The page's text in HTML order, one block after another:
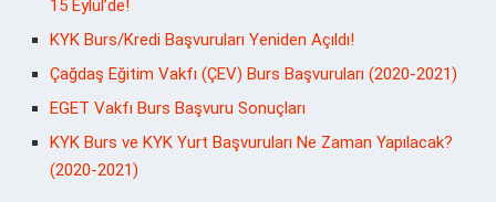
15 Eylül’de!
KYK Burs/Kredi Başvuruları Yeniden Açıldı!
Çağdaş Eğitim Vakfı (ÇEV) Burs Başvuruları (2020-2021)
EGET Vakfı Burs Başvuru Sonuçları
KYK Burs ve KYK Yurt Başvuruları Ne Zaman Yapılacak?
(2020-2021)